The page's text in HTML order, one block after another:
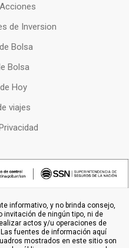
de Inversion
Bolsa
Bolsa
Hoy
viajes
informativo, y no brinda consejo,
de ningún tipo, ni de
actos y/u operaciones de
fuentes de información aquí
mostrados en este sitio son